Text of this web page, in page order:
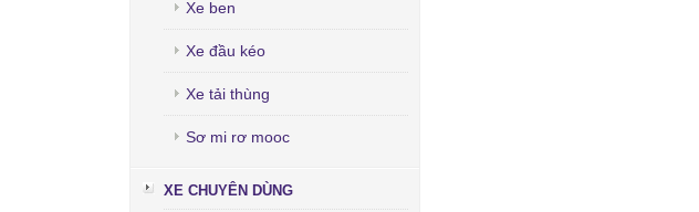
Xe ben
Xe đầu kéo
Xe tải thùng
Sơ mi rơ mooc
XE CHUYÊN DÙNG